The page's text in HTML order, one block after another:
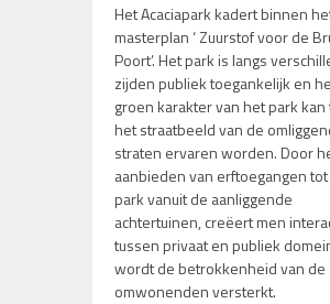
Het Acaciapark kadert binnen
masterplan ‘ Zuurstof voor de
Poort’. Het park is langs
zijden publiek toegankelijk en
groen karakter van het park kan
het straatbeeld van de
straten ervaren worden. Door
aanbieden van erftoegangen
park vanuit de aanliggende
achtertuinen, creëert men
tussen privaat en publiek
wordt de betrokkenheid van de
omwonenden versterkt.